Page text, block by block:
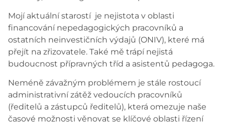
Mojí aktuální starostí je nejistota v oblasti
financování nepedagogických pracovníků a
ostatních neinvestičních výdajů (ONIV), které má
přejít na zřizovatele. Také mě trápí nejistá
budoucnost přípravných tříd a asistentů pedagoga.
Neméně závažným problémem je stále rostoucí
administrativní zátěž vedoucích pracovníků
(ředitelů a zástupců ředitelů), která omezuje naše
časové možnosti věnovat se klíčové oblasti řízení